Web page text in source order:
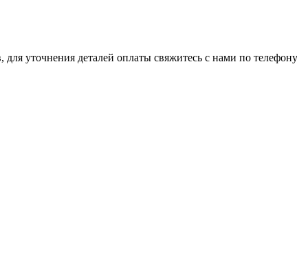
уточнения деталей оплаты свяжитесь с нами по